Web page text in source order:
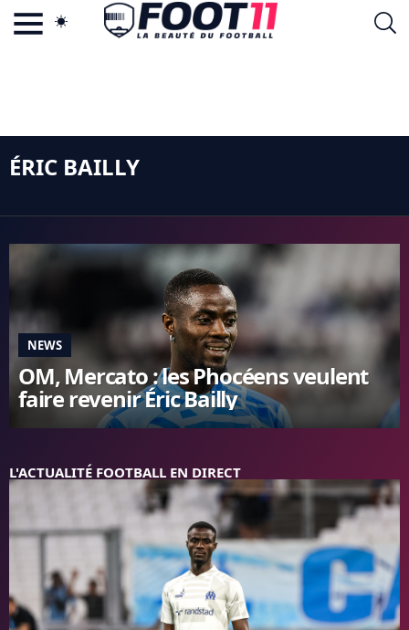
LA CHARTE
VIE PRIVÉE
CGU
CDM 2026
EDF
LIGUE 1
REAL MADRID
FC BARCELONE
CHELSEA
L'AVIS DE LA RÉDAC'
ÉRIC BAILLY
NEWS
OM, Mercato : les Phocéens veulent
faire revenir Éric Bailly
L'ACTUALITÉ FOOTBALL EN DIRECT